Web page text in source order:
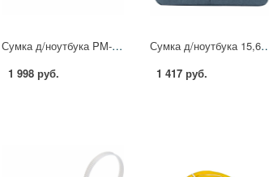
Сумка д/ноутбука PM-012BK/BT-012BK черный BigTech 1780811
1 998 руб.
Сумка д/ноутбука 15,6 PORTCASE
1 417 руб.